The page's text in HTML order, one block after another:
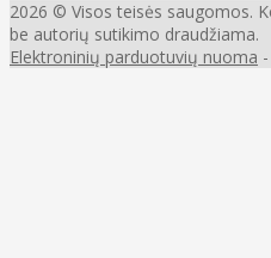
2026 © Visos teisės saugomos.
be autorių sutikimo draudžiama.
Elektroninių parduotuvių nuoma -